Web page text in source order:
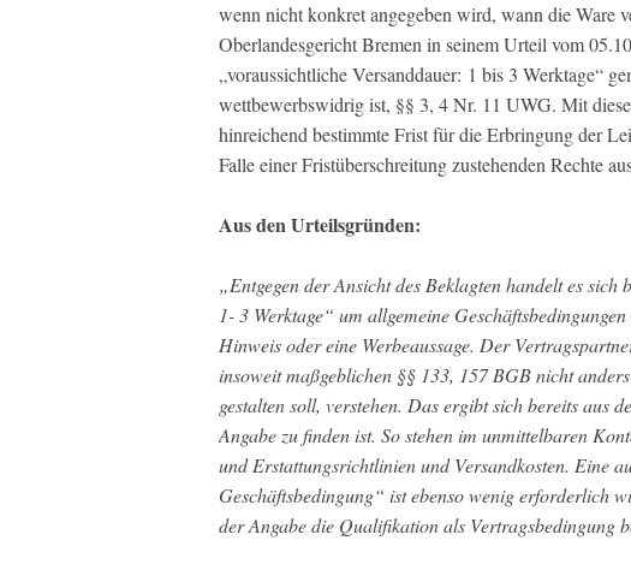
wenn nicht konkret angegeben wird, wann die Ware
Oberlandesgericht Bremen in seinem Urteil vom
„voraussichtliche Versanddauer: 1 bis 3 Werktage“
wettbewerbswidrig ist, §§ 3, 4 Nr. 11 UWG. Mit
hinreichend bestimmte Frist für die Erbringung der
Falle einer Fristüberschreitung zustehenden Rechte
Aus den Urteilsgründen:
„Entgegen der Ansicht des Beklagten handelt es
1- 3 Werktage“ um allgemeine
Hinweis oder eine Werbeaussage. Der
insoweit maßgeblichen §§ 133, 157 BGB nicht
gestalten soll, verstehen. Das ergibt sich bereits aus
Angabe zu finden ist. So stehen im unmittelbaren
und Erstattungsrichtlinien und Versandkosten. Eine
Geschäftsbedingung“ ist ebenso wenig erforderlich
der Angabe die Qualifikation als Vertragsbedingung